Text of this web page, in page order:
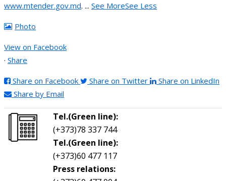
www.mtender.gov.md. ... See MoreSee Less
Photo
View on Facebook
· Share
Share on Facebook Share on Twitter
Share on LinkedIn
Share by Email
Tel.(Green line):
(+373)78 337 744
Tel.(Green line):
(+373)60 477 117
Press relations: